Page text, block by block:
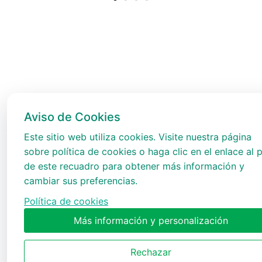
Aviso de Cookies
Este sitio web utiliza cookies. Visite nuestra página
sobre política de cookies o haga clic en el enlace al
de este recuadro para obtener más información y
cambiar sus preferencias.
Política de cookies
Más información y personalización
Rechazar